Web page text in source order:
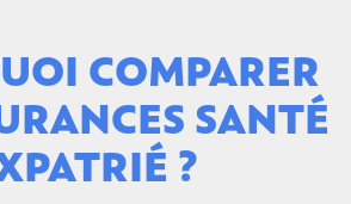
COMPARER
SANTÉ
?